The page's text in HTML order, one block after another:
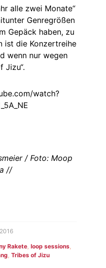
alle zwei Monate“
Genregrößen
Gepäck haben, zu
ist die Konzertreihe
wenn nur wegen
Jizu“.
watch?
/ Foto: Moop
//
Rakete, loop sessions,
Tribes of Jizu